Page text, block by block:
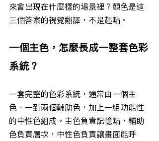
來會出現在什麼樣的場景裡？顏色是這
三個答案的視覺翻譯，不是起點。
一個主色，怎麼長成一整套色彩
系統？
一套完整的色彩系統，通常由一個主
色、一到兩個輔助色，加上一組功能性
的中性色組成。主色負責記憶點，輔助
色負責層次，中性色負責讓畫面能呼